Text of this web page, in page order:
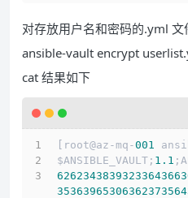
对存放用户名和密码的.yml 文
ansible-vault encrypt
cat 结果如下
[root@az-mq-001
$ANSIBLE_VAULT; 1.1